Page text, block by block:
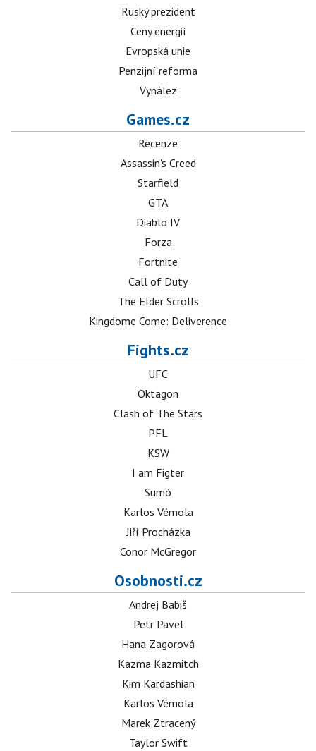
Ruský prezident
Ceny energií
Evropská unie
Penzijní reforma
Vynález
Games.cz
Recenze
Assassin's Creed
Starfield
GTA
Diablo IV
Forza
Fortnite
Call of Duty
The Elder Scrolls
Kingdome Come: Deliverence
Fights.cz
UFC
Oktagon
Clash of The Stars
PFL
KSW
I am Figter
Sumó
Karlos Vémola
Jiří Procházka
Conor McGregor
Osobnosti.cz
Andrej Babiš
Petr Pavel
Hana Zagorová
Kazma Kazmitch
Kim Kardashian
Karlos Vémola
Marek Ztracený
Taylor Swift